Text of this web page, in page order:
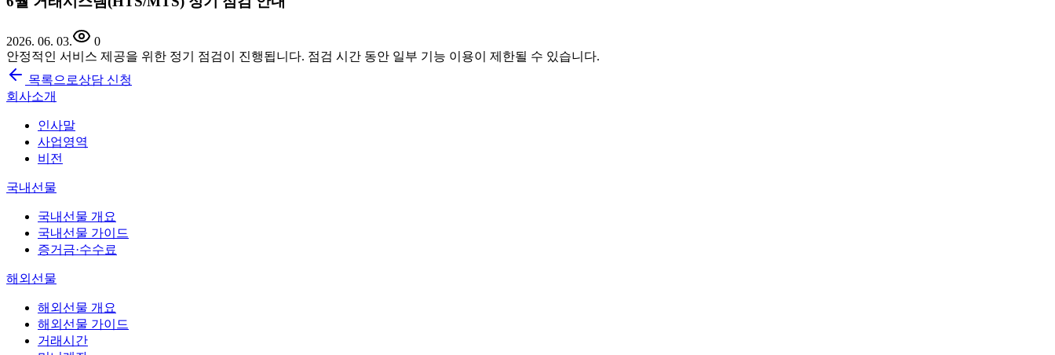
2026. 06. 03.
0
안정적인 서비스 제공을 위한 정기 점검이 진행됩니다. 점검 시간 동안 일부 기능 이용이 제한될 수 있습니다.
목록으로상담 신청
회사소개
인사말
사업영역
비전
국내선물
국내선물 개요
국내선물 가이드
증거금·수수료
해외선물
해외선물 개요
해외선물 가이드
거래시간